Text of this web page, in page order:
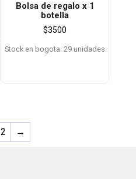
Bolsa de regalo x 1
botella
$3500
Stock en bogota: 29 unidades
2 →